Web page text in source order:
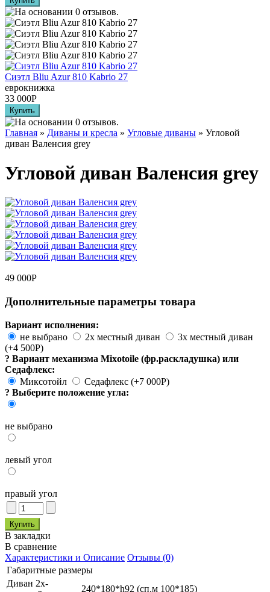
Сиэтл Bliu Azur 810 Kabrio 27
еврокнижка
33 000Р
Главная » Диваны и кресла » Угловые диваны » Угловой
диван Валенсия grey
Угловой диван Валенсия grey
49 000Р
Дополнительные параметры товара
Вариант исполнения:
не выбрано
2х местный диван
3х местный диван
(+4 500Р)
? Вариант механизма Mixotoile (фр.раскладушка) или
Седафлекс:
Миксотойл
Седафлекс (+7 000Р)
? Выберите положение угла:
не выбрано
левый угол
правый угол
В закладки
В сравнение
Характеристики и Описание Отзывы (0)
Габаритные размеры
Диван 2х-
240*180*h92 (сп.м 100*185)